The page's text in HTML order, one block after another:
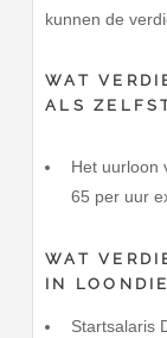
kunnen de
WAT
ALS
Het uurloon
65 per uur
WAT
IN
Startsalaris